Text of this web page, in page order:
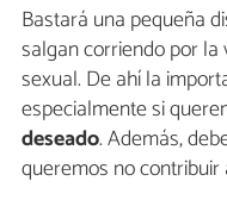
Bastará una pequeña
salgan corriendo por
sexual. De ahí la
especialmente si
deseado. Además,
queremos no